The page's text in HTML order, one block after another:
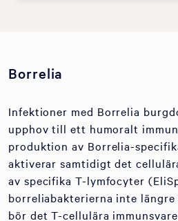
Borrelia
Infektioner med Borrelia
upphov till ett humoralt
produktion av Borrelia-
aktiverar samtidigt det
av specifika T-lymfocyter
borreliabakterierna inte
bör det T-cellulära